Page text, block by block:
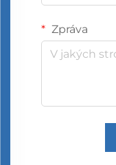
Zpráva